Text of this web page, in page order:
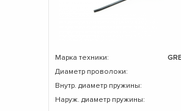
Марка техники:
Диаметр проволоки:
Внутр. диаметр пружины:
Наруж. диаметр пружины: